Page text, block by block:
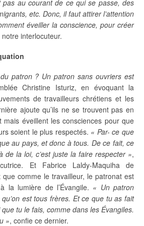
pas au courant de ce qui se passe, des
etc. Donc, il faut attirer l’attention
éveiller la conscience, pour créer
interlocuteur.
patron ? Un patronsans ouvriers est
Christine Isturiz, en évoquant la
de travailleurs chrétiens et les
ajoute qu’ils ne se trouvent pas en
mais éveillent les consciences pour que
soient le plus respectés. « Par- ce que
au pays, et donc à tous. De ce fait, ce
de la loi, c’est juste la faire respecter »,
Et Fabrice Laldy-Maquiha de
comme le travailleur, le patronat est
la lumière de l’Évangile. « Un patron
est tous frères. Et ce que tu as fait
tu le fais, comme dans les Évangiles.
», confie ce dernier.